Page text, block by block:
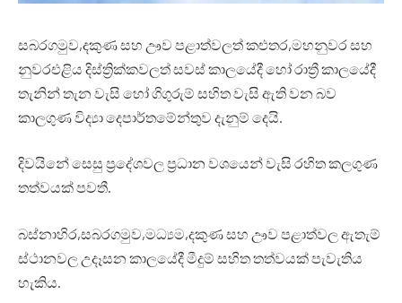
සබරගමුව,දකුණ සහ ඌව පළාත්වලත් කළුතර,මහනුවර සහ
නුවරඑළිය දිස්ත්‍රික්කවලත් සවස් කාලයේදී හෝ රාත්‍රී කාලයේදී
තැනින් තැන වැසි හෝ ගිගුරුම් සහිත වැසි ඇති වන බව
කාලගුණ විද්‍යා දෙපාර්තමේන්තුව දැනුම් දෙයි.
දිවයිනේ සෙසු ප්‍රදේශවල ප්‍රධාන වශයෙන් වැසි රහිත කලගුණ
තත්වයක් පවතී.
බස්නාහිර,සබරගමුව,මධ්‍යම,දකුණ සහ ඌව පළාත්වල ඇතැම්
ස්ථානවල උදෑසන කාලයේදී මීදුම් සහිත තත්වයක් පැවැතිය
හැකිය.